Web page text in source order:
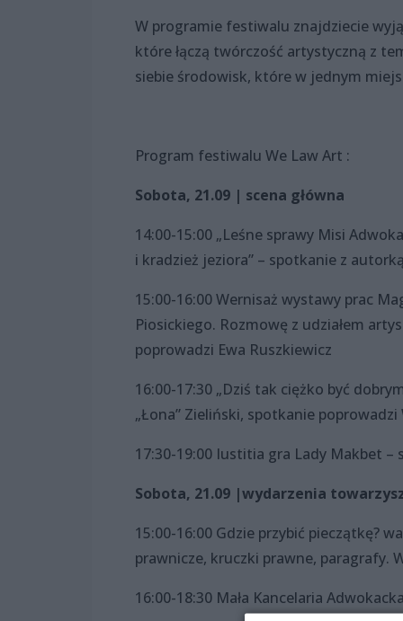
W programie festiwalu znajdziecie
które łączą twórczość artystyczną z
siebie środowisk, które w jednym
Program festiwalu We Law Art :
Sobota, 21.09 | scena główna
14:00-15:00 „Leśne sprawy Misi
i kradzież jeziora” – spotkanie z
15:00-16:00 Wernisaż wystawy prac
Piosickiego. Rozmowę z udziałem
poprowadzi Ewa Ruszkiewicz
16:00-17:30 „Dziś tak ciężko być
„Łona” Zieliński, spotkanie poprowadzi
17:30-19:00 Iustitia gra Lady Makbet –
Sobota, 21.09 |wydarzenia
15:00-16:00 Gdzie przybić pieczątkę?
prawnicze, kruczki prawne, paragrafy.
16:00-18:30 Mała Kancelaria